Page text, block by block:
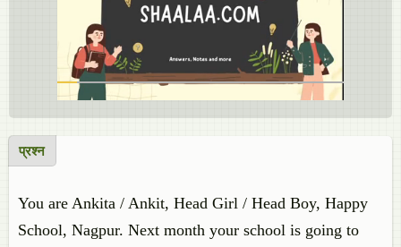
प्रश्न
You are Ankita / Ankit, Head Girl / Head Boy, Happy
School, Nagpur. Next month your school is going to